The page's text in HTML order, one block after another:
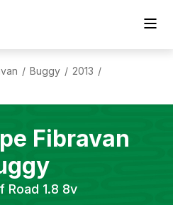
/ Buggy / 2013 /
Fibravan
Road 1.8 8v